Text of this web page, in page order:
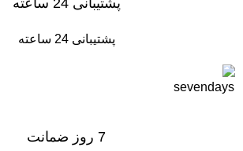
پشتیبانی 24 ساعته
7 روز ضمانت